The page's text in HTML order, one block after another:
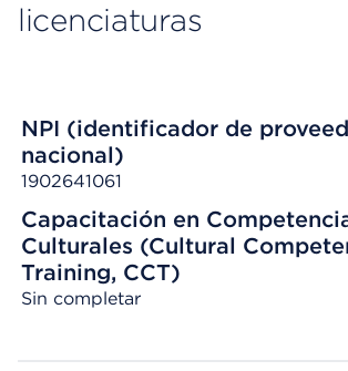
licenciaturas
NPI (identificador de
nacional)
1902641061
Capacitación en
Culturales (Cultural
Training, CCT)
Sin completar